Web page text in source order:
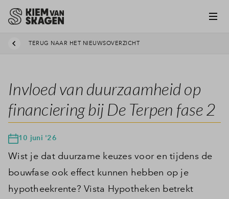
TERUG NAAR HET NIEUWSOVERZICHT
Invloed van duurzaamheid op
financiering bij De Terpen fase 2
10 juni '26
Wist je dat duurzame keuzes voor en tijdens de
bouwfase ook effect kunnen hebben op je
hypotheekrente? Vista Hypotheken betrekt